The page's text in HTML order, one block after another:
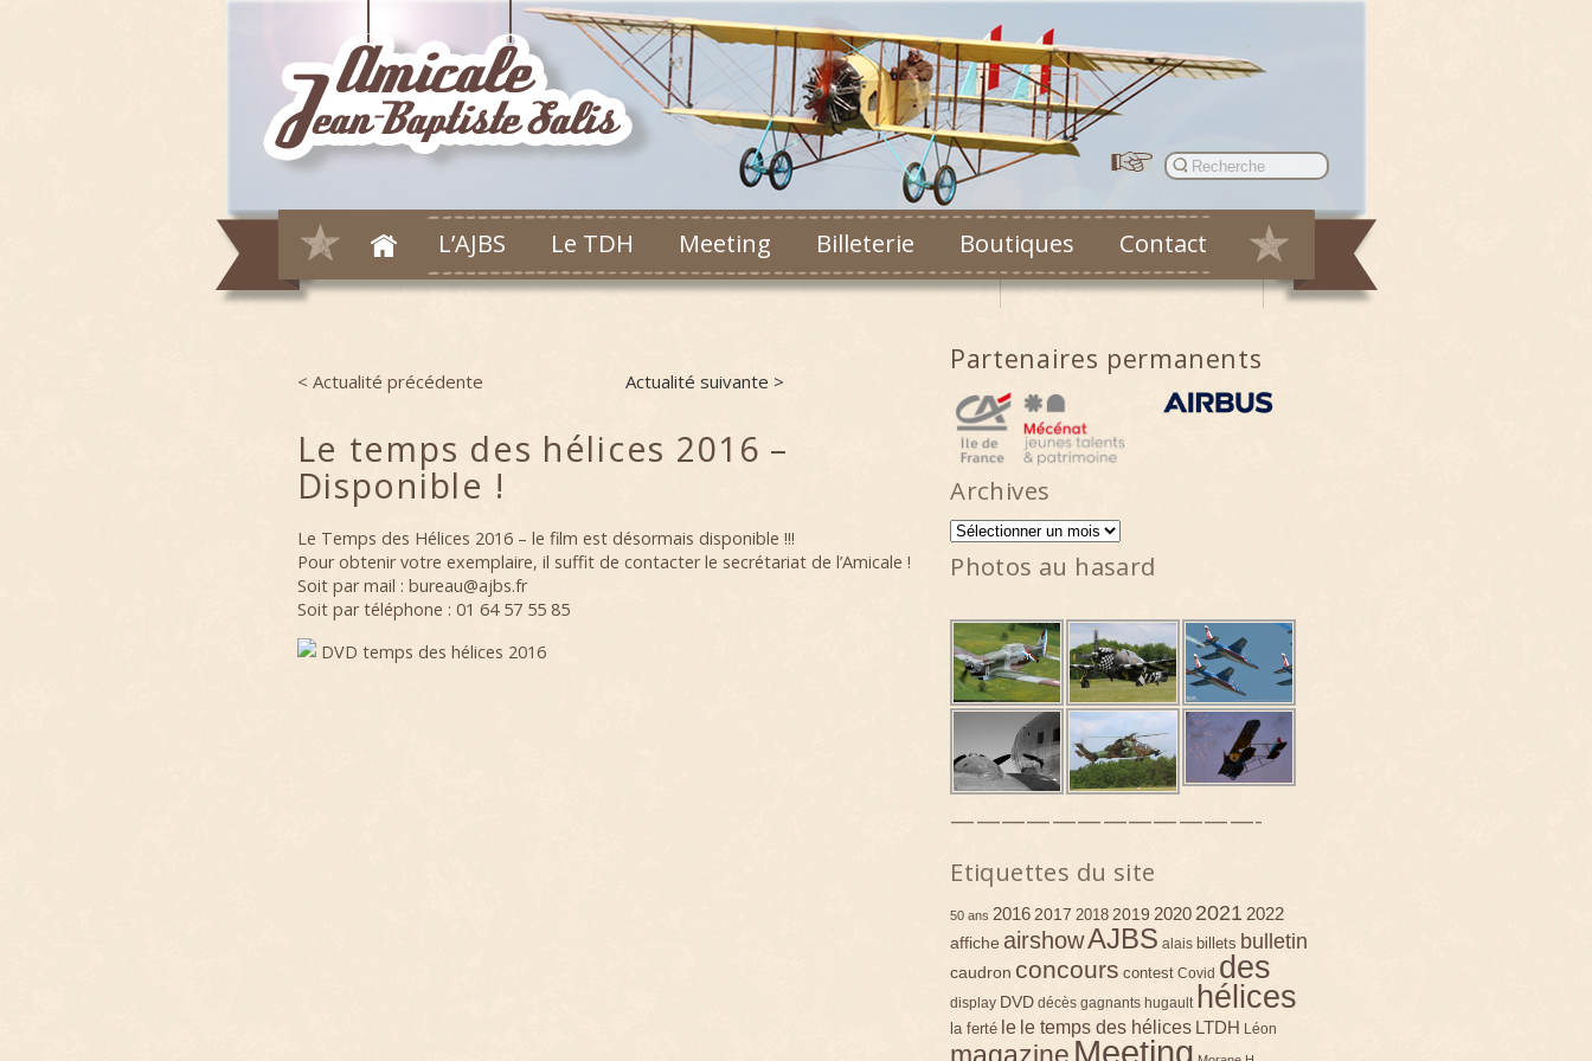
L’AJBS Le TDH Meeting Billeterie Boutiques Contact
Post navigation
Actualité suivante >
< Actualité précédente
Le temps des hélices 2016 –
Disponible !
Le Temps des Hélices 2016 – le film est désormais disponible !!!
Pour obtenir votre exemplaire, il suffit de contacter le secrétariat de l’Amicale !
Soit par mail : bureau@ajbs.fr
Soit par téléphone : 01 64 57 55 85
DVD temps des hélices 2016
Partenaires permanents
Archives
Archives
Photos au hasard
————————————-
Etiquettes du site
50 ans 2016 2017 2018 2019 2020 2021 2022
affiche airshowAJBS alais billets bulletin
caudron concours contest Covid des
display DVD décès gagnants hugault hélices
la ferté le le temps des hélices LTDH Léon
magazine Meeting